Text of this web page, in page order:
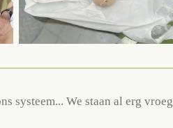
systeem... We staan al erg vroeg